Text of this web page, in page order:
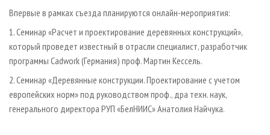
Впервые в рамках съезда планируются онлайн-мероприятия:
1. Семинар «Расчет и проектирование деревянных конструкций»,
который проведет известный в отрасли специалист, разработчик
программы Cadwork (Германия) проф. Мартин Кессель.
2. Семинар «Деревянные конструкции. Проектирование с учетом
европейских норм» под руководством проф., д­ра техн. наук,
генерального директора РУП «БелНИИС» Анатолия Найчука.